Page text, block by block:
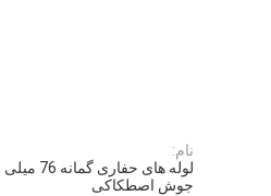
نام:
جوش اصطکاکی